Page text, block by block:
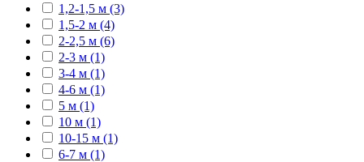
1,2-1,5 м (3)
1,5-2 м (4)
2-2,5 м (6)
2-3 м (1)
3-4 м (1)
4-6 м (1)
5 м (1)
10 м (1)
10-15 м (1)
6-7 м (1)